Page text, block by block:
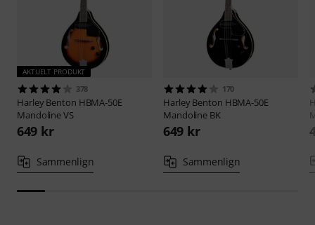
AKTUELT PRODUKT
378
Harley Benton HBMA-50E
Mandoline VS
649 kr
Sammenlign
170
Harley Benton HBMA-50E
Mandoline BK
649 kr
Sammenlign